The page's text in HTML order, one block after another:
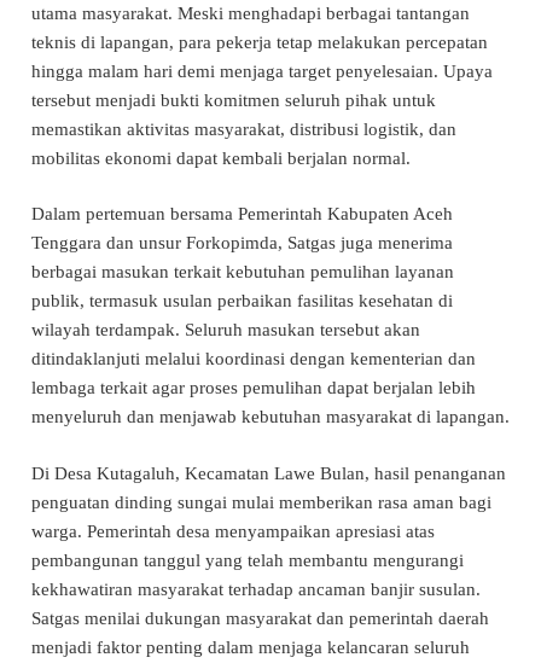
utama masyarakat. Meski menghadapi berbagai tantangan
teknis di lapangan, para pekerja tetap melakukan percepatan
hingga malam hari demi menjaga target penyelesaian. Upaya
tersebut menjadi bukti komitmen seluruh pihak untuk
memastikan aktivitas masyarakat, distribusi logistik, dan
mobilitas ekonomi dapat kembali berjalan normal.
Dalam pertemuan bersama Pemerintah Kabupaten Aceh
Tenggara dan unsur Forkopimda, Satgas juga menerima
berbagai masukan terkait kebutuhan pemulihan layanan
publik, termasuk usulan perbaikan fasilitas kesehatan di
wilayah terdampak. Seluruh masukan tersebut akan
ditindaklanjuti melalui koordinasi dengan kementerian dan
lembaga terkait agar proses pemulihan dapat berjalan lebih
menyeluruh dan menjawab kebutuhan masyarakat di lapangan.
Di Desa Kutagaluh, Kecamatan Lawe Bulan, hasil penanganan
penguatan dinding sungai mulai memberikan rasa aman bagi
warga. Pemerintah desa menyampaikan apresiasi atas
pembangunan tanggul yang telah membantu mengurangi
kekhawatiran masyarakat terhadap ancaman banjir susulan.
Satgas menilai dukungan masyarakat dan pemerintah daerah
menjadi faktor penting dalam menjaga kelancaran seluruh